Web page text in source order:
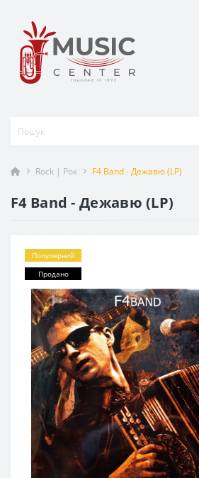
Rock | Рок F4 Band - Дежавю (LP)
F4 Band - Дежавю (LP)
Популярний
Продано